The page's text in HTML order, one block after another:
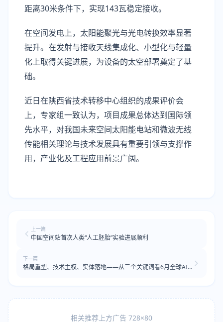
距离30米条件下，实现143瓦稳定接收。
在空间发电上，太阳能聚光与光电转换效率显著
提升。在发射与接收天线集成化、小型化与轻量
化上取得关键进展，为设备的太空部署奠定了基
础。
近日在陕西省技术转移中心组织的成果评价会
上，专家组一致认为，项目成果总体达到国际领
先水平，对我国未来空间太阳能电站和微波无线
传能相关理论与技术发展具有重要引领与支撑作
用，产业化及工程应用前景广阔。
上一篇
中国空间站首次人类“人工胚胎”实验进展顺利
下一篇
格局重塑、技术主权、实体落地——从三个关键词看6月全球AI
相关推荐上方广告 728×80